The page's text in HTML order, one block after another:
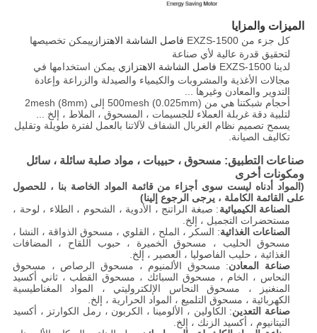
الميزات والمزايا
كل جزء من EXZS-1500 فاصل الشاشة الاهتزازييمكن تخصيصها
لتحقيق قدرة عالية لأي صناعة
لدينا EXZS-1500
فاصل الشاشة الاهتزازي يمكن استخدامها في
مجالات الأغذية والمشروبات والكيمياء والصيدلة والزراعة وإعادة
التدوير والمعادن وغيرها ...
أحجام شبكتنا هي من 500mesh (0.025mm) إلى 2mesh (8mm)
لتلبية دقة غربلة العملاء للجسيمات ، المسحوق ، الملاط ، إلخ ...
يسمح تصميم نظام الغربال الشفاف لآلاتنا بالعمل لفترة طويلة وتقليل
تكاليف الصيانة.
صناعات التطبيق: مسحوق ، حبيبات ، مواد صلبة سائلة ، سائل
ومكونات أخرى
(المواد أدناه ليست سوى أجزاء من قائمة المواد الخاصة بنا ، للحصول
على القائمة الكاملة ، يرجى الرجوع إلينا)
الصناعة الكيميائية: صبغة الراتنج ، الأدوية ، الشحوم ، الطلاء ، لوحة ،
مستحضرات التجميل ، إلخ.
الصناعات الغذائية: السكر ، الملح ، القلوي ، مسحوق الذواقة ، النشا ،
مسحوق الحليب ، مسحوق الخميرة ، حبوب اللقاح ، المضافات
الغذائية ، حليب الفاصوليا ، العصير ، إلخ.
صناعة المعادن: مسحوق الألمنيوم ، مسحوق الرصاص ، مسحوق
النحاس ، الخام ، مسحوق السبائك ، مسحوق القطب ، ثاني أكسيد
المنغنيز ، مسحوق النحاس الإلكتروليتي ، المواد المغناطيسية
الكهربائية ، مسحوق التلميع ، المواد الحرارية ، إلخ.
صناعة التعدين: الكاولين ، الألومينا ، الكربون ، رمل الكوارتز ، أكسيد
التيتانيوم ، أكسيد الزنك ، إلخ.